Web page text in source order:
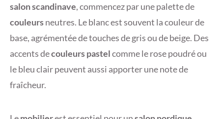
salon scandinave, commencez par une palette de
couleursneutres. Le blanc est souvent la couleur de
base, agrémentée de touches de gris ou de beige. Des
accents decouleurs pastelcomme le rose poudré ou
le bleu clair peuvent aussi apporter une note de
fraîcheur.